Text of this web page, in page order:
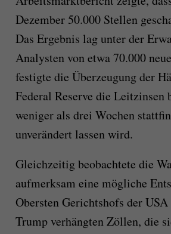
Dezember 50.000 Stellen
Das Ergebnis lag unter der
Analysten von etwa 70.000
festigte die Überzeugung der
Federal Reserve die Leitzinsen
weniger als drei Wochen
unverändert lassen wird.
Gleichzeitig beobachtete die
aufmerksam eine mögliche
Obersten Gerichtshofs der USA
Trump verhängten Zöllen, die